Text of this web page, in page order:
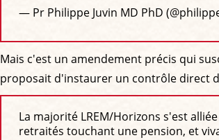
— Pr Philippe Juvin MD PhD
Mais c'est un amendement précis qui
proposait d'instaurer un contrôle direct
La majorité LREM/Horizons s'est
retraités touchant une pension, et